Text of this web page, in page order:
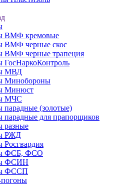
ВМФ кремовые
ВМФ черные скос
ВМФ черные трапеция
ГосНаркоКонтроль
МВД
Минобороны
Минюст
МЧС
парадные (золотые)
парадные для прапорщиков
разные
РЖД
Росгвардия
ФСБ, ФСО
ФСИН
ФССП